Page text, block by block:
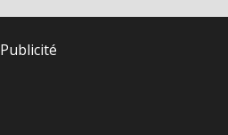
Publicité